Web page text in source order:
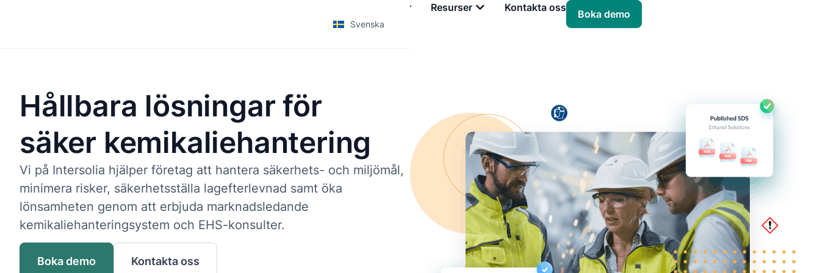
Svenska
Utbildningar Resurser Kontakta oss
Boka demo
Hållbara lösningar för
säker kemikaliehantering
Vi på Intersolia hjälper företag att hantera säkerhets- och miljömål,
minimera risker, säkerhetsställa lagefterlevnad samt öka
lönsamheten genom att erbjuda marknadsledande
kemikaliehanteringsystem och EHS-konsulter.
Boka demo Kontakta oss